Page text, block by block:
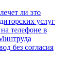
ли это
услуг
телефоне в
без согласия